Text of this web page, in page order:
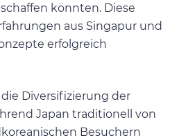
könnten. Diese
aus Singapur und
erfolgreich
Diversifizierung der
Japan traditionell von
Besuchern